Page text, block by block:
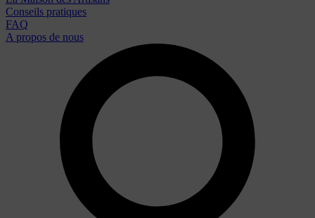
Conseils pratiques
FAQ
A propos de nous